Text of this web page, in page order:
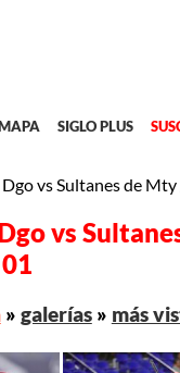
SIGLO PLUS
vs Sultanes de Mty
vs
» galerías» más